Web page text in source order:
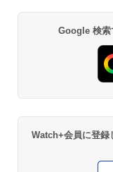
Google 検索
Watch+会員に登録